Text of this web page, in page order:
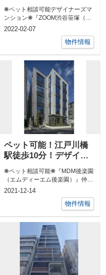
❋ペット相談可能デザイナーズマ
ンション❋『ZOOM渋谷笹塚（ズ
ーム渋谷笹塚）』インターネット
2022-02-07
物件情報
ペット可能！江戸川橋
駅徒歩10分！デザイナ
ーズマンション
❋ペット相談可能❋『MDM後楽園
（エムディーエム後楽園）』仲介
手数料無料！有楽町線「江戸川
2021-12-14
物件情報